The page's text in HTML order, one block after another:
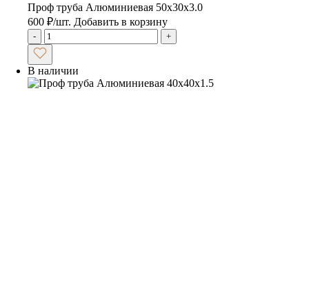
Проф труба Алюминиевая 50х30х3.0
600 ₽/шт. Добавить в корзину
- +
В наличии